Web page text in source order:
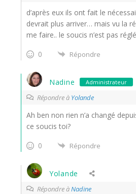
d’après eux ils ont fait le
devrait plus arriver… mais vu la
me faire.. le soucis n’est pas réglé
0
Répondre
Nadine Administrateur
Répondre à Yolande
Ah ben non rien n’a changé
ce soucis toi?
0
Répondre
Yolande
Répondre àNadine